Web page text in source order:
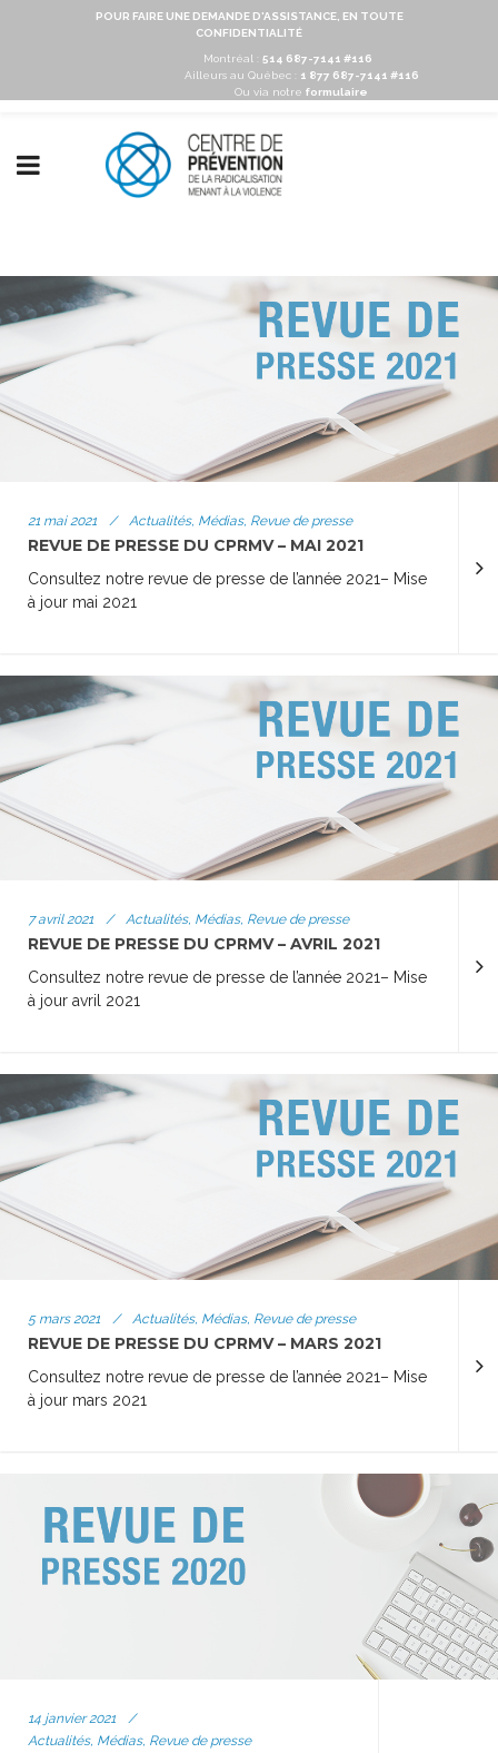
POUR FAIRE UNE DEMANDE D'ASSISTANCE, EN TOUTE
CONFIDENTIALITÉ
Montréal : 514 687-7141 #116
Ailleurs au Québec :
1 877 687-7141 #116
Ou via notre formulaire
21 mai 2021 / Actualités, Médias, Revue de presse
REVUE DE PRESSE DU CPRMV – MAI 2021
Consultez notre revue de presse de l’année 2021– Mise
à jour mai 2021
7 avril 2021 / Actualités, Médias, Revue de presse
REVUE DE PRESSE DU CPRMV – AVRIL 2021
Consultez notre revue de presse de l’année 2021– Mise
à jour avril 2021
5 mars 2021 / Actualités, Médias, Revue de presse
REVUE DE PRESSE DU CPRMV – MARS 2021
Consultez notre revue de presse de l’année 2021– Mise
à jour mars 2021
14 janvier 2021
/
Actualités, Médias, Revue de presse